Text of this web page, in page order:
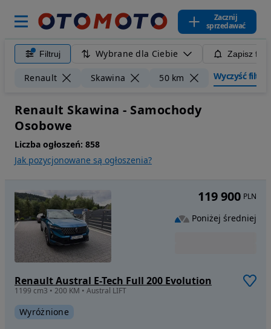
Zacznij
sprzedawać
Filtruj Wybrane dla Ciebie Zapisz
Renault Skawina 50 km Wyczyść filtry
Renault Skawina - Samochody
Osobowe
Liczba ogłoszeń: 858
Jak pozycjonowane są ogłoszenia?
Renault Austral E-Tech Full 200 Evolution
1199 cm3 • 200 KM • Austral LIFT
Wyróżnione
119 900 PLN
Poniżej średniej